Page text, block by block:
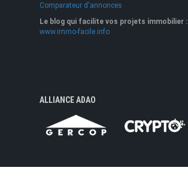
Comparateur d'annonces
Le blog qui facilite vos projets immobilier :
www.immo-facile.info
ALLIANCE ADAO